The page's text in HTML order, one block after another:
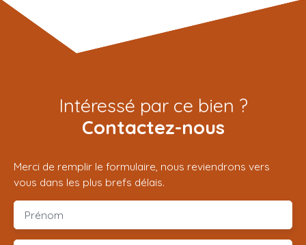
Intéressé par ce bien ?
Contactez-nous
Merci de remplir le formulaire, nous reviendrons vers
vous dans les plus brefs délais.
Prénom